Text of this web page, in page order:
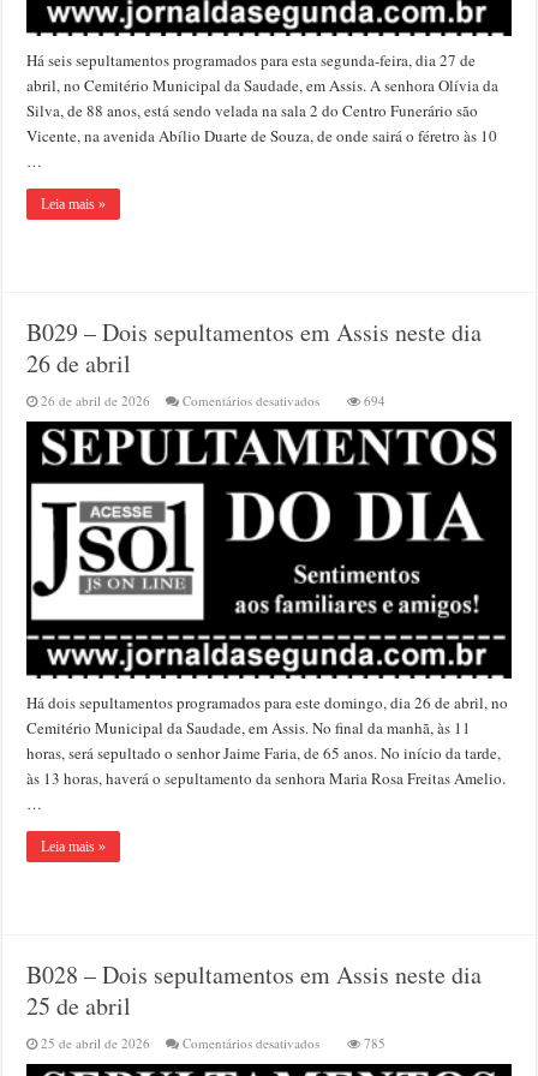
Há seis sepultamentos programados para esta segunda-feira, dia 27 de
abril, no Cemitério Municipal da Saudade, em Assis. A senhora Olívia da
Silva, de 88 anos, está sendo velada na sala 2 do Centro Funerário são
Vicente, na avenida Abílio Duarte de Souza, de onde sairá o féretro às 10
…
Leia mais »
B029 – Dois sepultamentos em Assis neste dia
26 de abril
26 de abril de 2026 Comentários desativadosem
–
Dois
sepultamentos
Assis
neste
dia
de
abril
694
Há dois sepultamentos programados para este domingo, dia 26 de abril, no
Cemitério Municipal da Saudade, em Assis. No final da manhã, às 11
horas, será sepultado o senhor Jaime Faria, de 65 anos. No início da tarde,
às 13 horas, haverá o sepultamento da senhora Maria Rosa Freitas Amelio.
…
Leia mais »
B028 – Dois sepultamentos em Assis neste dia
25 de abril
25 de abril de 2026 Comentários desativadosem
B028
785